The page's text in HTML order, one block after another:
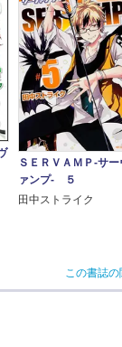
ＳＥＲＶＡＭＰ‐サー
ァンプ‐ ５
田中ストライク
この書誌